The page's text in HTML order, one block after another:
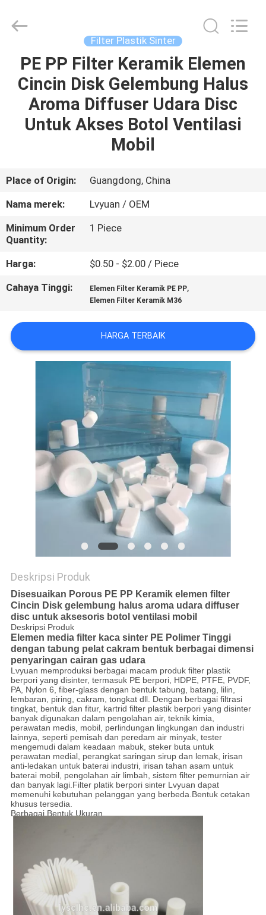
RUMAH
PRODUK
TUR
KONTROL
KAMI
PERMINTAAN
PENAWARAN
SITEMAP
Copyright
Guangzhou
Purification
Filter Plastik Sinter
PE PP Filter Keramik Elemen
Cincin Disk Gelembung Halus
Aroma Diffuser Udara Disc
Untuk Akses Botol Ventilasi
Mobil
Place of Origin:
Guangdong, China
Nama merek:
Lvyuan / OEM
Minimum Order
Quantity:
1 Piece
Harga:
$0.50 - $2.00 / Piece
Cahaya Tinggi:
Elemen Filter Keramik PE PP,
Elemen Filter Keramik M36
HARGA TERBAIK
Deskripsi Produk
Disesuaikan Porous PE PP Keramik elemen filter
Cincin Disk gelembung halus aroma udara diffuser
disc untuk aksesoris botol ventilasi mobil
Deskripsi Produk
Elemen media filter kaca sinter PE Polimer Tinggi
dengan tabung pelat cakram bentuk berbagai dimensi
penyaringan cairan gas udara
Lvyuan memproduksi berbagai macam produk filter plastik
berpori yang disinter, termasuk PE berpori, HDPE, PTFE, PVDF,
PA, Nylon 6, fiber-glass dengan bentuk tabung, batang, lilin,
lembaran, piring, cakram, tongkat dll. Dengan berbagai filtrasi
tingkat, bentuk dan fitur, kartrid filter plastik berpori yang disinter
banyak digunakan dalam pengolahan air, teknik kimia,
perawatan medis, mobil, perlindungan lingkungan dan industri
lainnya, seperti pemisah dan peredam air minyak, tester
mengemudi dalam keadaan mabuk, steker buta untuk
perawatan medial, perangkat saringan sirup dan lemak, irisan
anti-ledakan untuk baterai industri, irisan tahan asam untuk
baterai mobil, pengolahan air limbah, sistem filter pemurnian air
dan banyak lagi.Filter platik berpori sinter Lvyuan dapat
memenuhi kebutuhan pelanggan yang berbeda.Bentuk cetakan
khusus tersedia.
Berbagai Bentuk Ukuran